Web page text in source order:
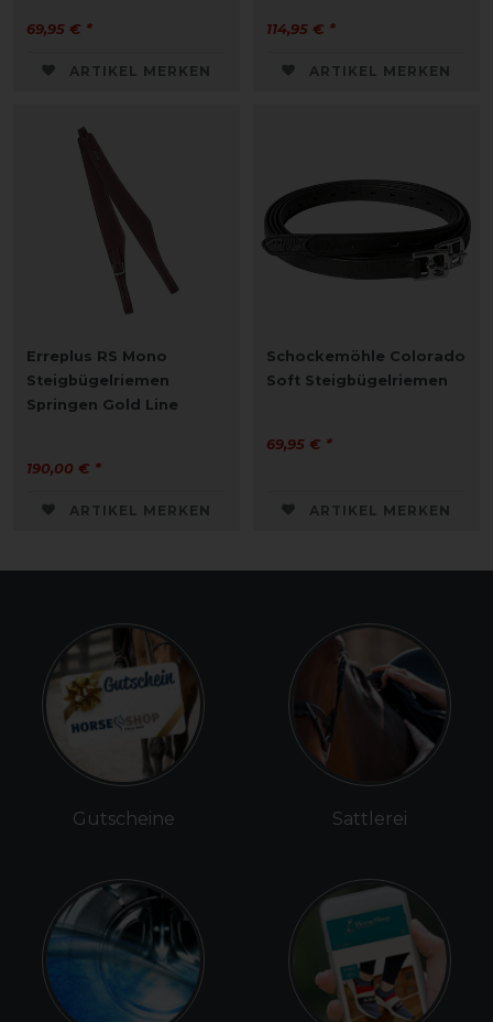
69,95 € *
ARTIKEL MERKEN
114,95 € *
ARTIKEL MERKEN
Erreplus RS Mono
Steigbügelriemen
Springen Gold Line
190,00 € *
ARTIKEL MERKEN
Schockemöhle Colorado
Soft Steigbügelriemen
69,95 € *
ARTIKEL MERKEN
Gutscheine Sattlerei